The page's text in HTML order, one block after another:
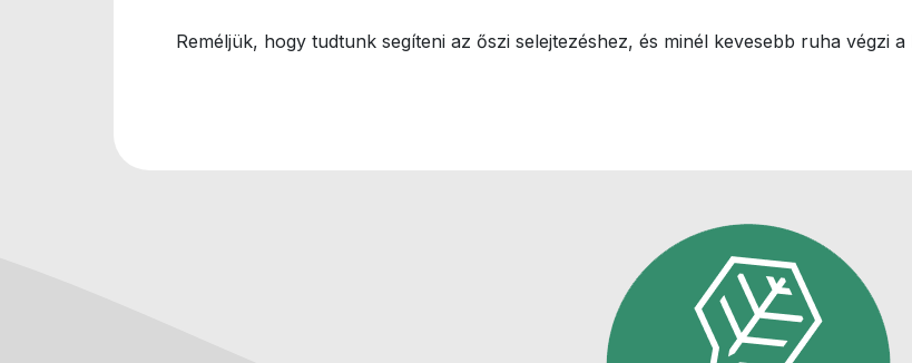
Reméljük, hogy tudtunk segíteni az őszi selejtezéshez, és minél kevesebb ruha végzi